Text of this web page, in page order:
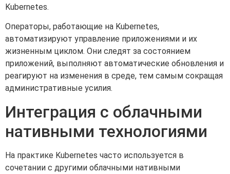
Kubernetes.
Операторы, работающие на Kubernetes,
автоматизируют управление приложениями и их
жизненным циклом. Они следят за состоянием
приложений, выполняют автоматические обновления и
реагируют на изменения в среде, тем самым сокращая
административные усилия.
Интеграция с облачными
нативными технологиями
На практике Kubernetes часто используется в
сочетании с другими облачными нативными